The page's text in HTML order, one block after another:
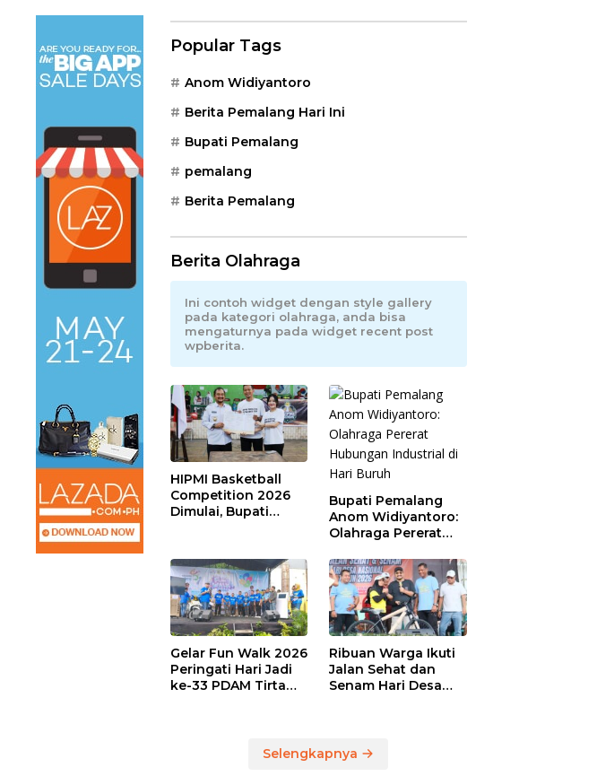
Popular Tags
Anom Widiyantoro
Berita Pemalang Hari Ini
Bupati Pemalang
pemalang
Berita Pemalang
Berita Olahraga
Ini contoh widget dengan style gallery
pada kategori olahraga, anda bisa
mengaturnya pada widget recent post
wpberita.
HIPMI Basketball
Competition 2026
Dimulai, Bupati
Melaju
Bupati Pemalang
Anom Widiyantoro:
Olahraga Pererat
di Hari Buruh
Gelar Fun Walk 2026
Peringati Hari Jadi
ke-33 PDAM Tirta
Ribuan Warga Ikuti
Jalan Sehat dan
Senam Hari Desa
Sepeda Gunung
Selengkapnya